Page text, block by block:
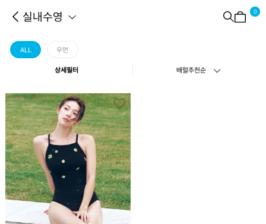
실내수영 0
ALL 우먼
상세필터 배럴추천순